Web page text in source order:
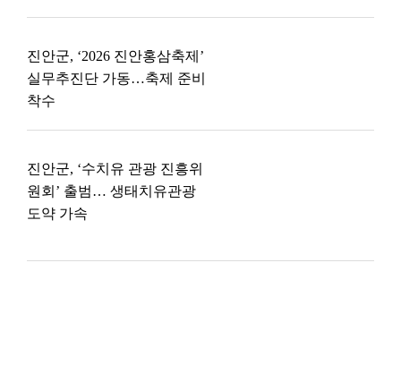
진안군, ‘2026 진안홍삼축제’
실무추진단 가동…축제 준비
착수
진안군, ‘수치유 관광 진흥위
원회’ 출범… 생태치유관광
도약 가속